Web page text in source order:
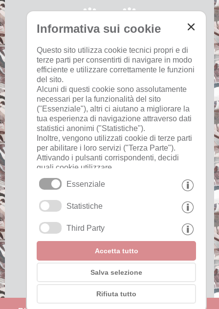
Informativa sui cookie
Questo sito utilizza cookie tecnici propri e di
terze parti per consentirti di navigare in modo
efficiente e utilizzare correttamente le funzioni
del sito.
Alcuni di questi cookie sono assolutamente
necessari per la funzionalità del sito
("Essenziale"), altri ci aiutano a migliorare la
tua esperienza di navigazione attraverso dati
statistici anonimi ("Statistiche").
Inoltre, vengono utilizzati cookie di terze parti
per abilitare i loro servizi ("Terza Parte").
Attivando i pulsanti corrispondenti, decidi
quali cookie utilizzare.
Cliccando su "Accetta tutto", "Salva
selezione" o "Rifiuta selezione", dichiari di
Il tuo consenso Puoi revocarlo in qualsiasi
Essenziale
Statistiche
Third Party
Accetta tutto
Salva selezione
Rifiuta tutto
Che tempo fa
Utile
colofone
privacy
Pagine interessanti
Partner »
Riconoscimenti »